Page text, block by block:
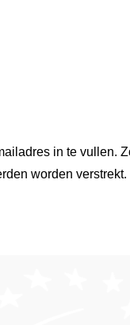
in te vullen.
worden verstrekt.